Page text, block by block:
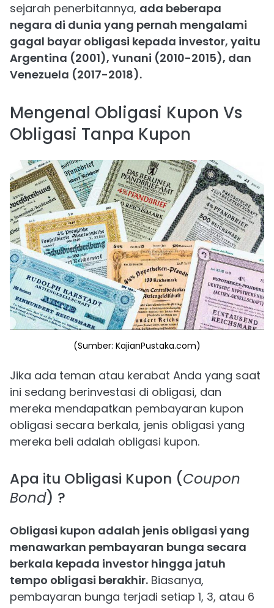
sejarah penerbitannya, ada beberapa
negara di dunia yang pernah mengalami
gagal bayar obligasi kepada investor, yaitu
Argentina (2001), Yunani (2010-2015), dan
Venezuela (2017-2018).
Mengenal Obligasi Kupon Vs
Obligasi Tanpa Kupon
(Sumber: KajianPustaka.com)
Jika ada teman atau kerabat Anda yang saat
ini sedang berinvestasi di obligasi, dan
mereka mendapatkan pembayaran kupon
obligasi secara berkala, jenis obligasi yang
mereka beli adalah obligasi kupon.
Apa itu Obligasi Kupon (Coupon
Bond) ?
Obligasi kupon adalah jenis obligasi yang
menawarkan pembayaran bunga secara
berkala kepada investor hingga jatuh
tempo obligasi berakhir. Biasanya,
pembayaran bunga terjadi setiap 1, 3, atau 6